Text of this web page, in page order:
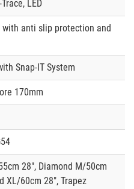
LED
with anti slip protection and
Snap-IT System
170mm
28", Diamond M/50cm
XL/60cm 28", Trapez